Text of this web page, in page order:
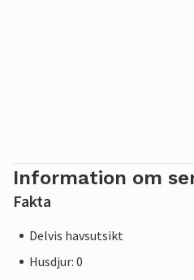
Information om
Fakta
Delvis havsutsikt
Husdjur: 0